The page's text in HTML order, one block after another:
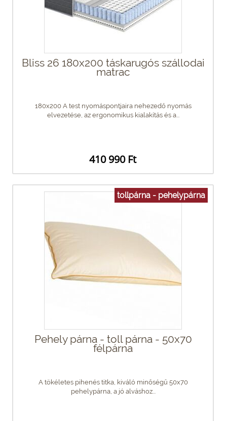
Bliss 26 180x200 táskarugós szállodai
matrac
180x200 A test nyomáspontjaira nehezedő nyomás
elvezetése, az ergonomikus kialakítás és a...
410 990 Ft
tollpárna - pehelypárna
Pehely párna - toll párna - 50x70
félpárna
A tökéletes pihenés titka, kiváló minőségű 50x70
pehelypárna, a jó alváshoz...